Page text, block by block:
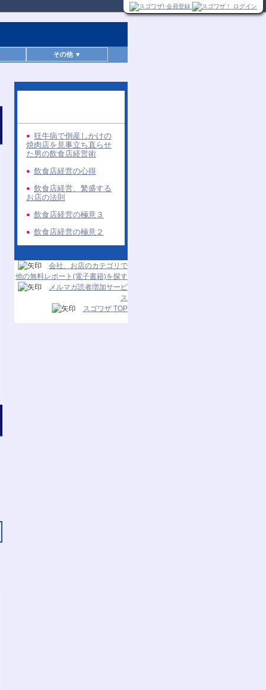
その他 ▼
狂牛病で倒産しかけの
焼肉店を見事立ち直らせ
た男の飲食店経営術
飲食店経営の心得
飲食店経営、繁盛する
お店の法則
飲食店経営の極意３
飲食店経営の極意２
会社、お店のカテゴリで
他の無料レポート(電子書籍)を探す
メルマガ読者増加サービ
ス
スゴワザ TOP